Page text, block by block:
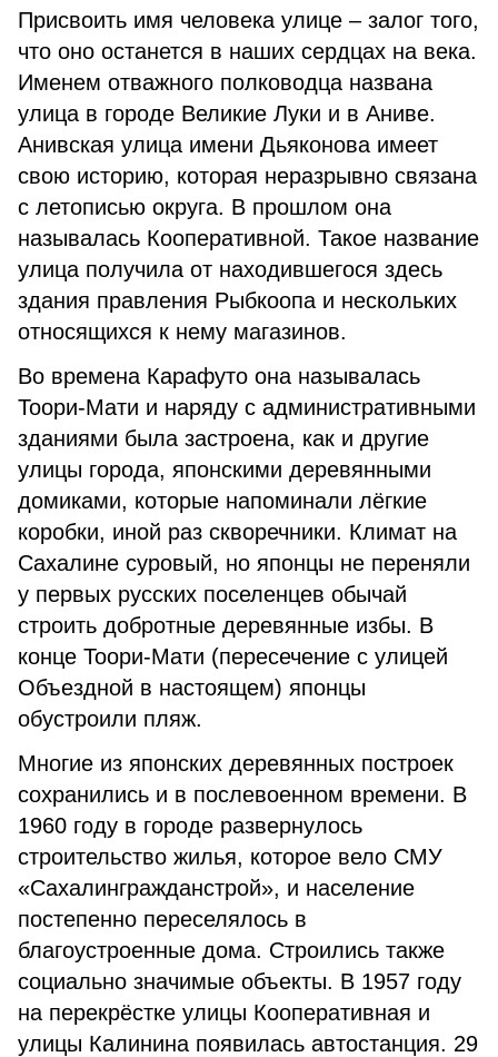
Присвоить имя человека улице – залог того,
что оно останется в наших сердцах на века.
Именем отважного полководца названа
улица в городе Великие Луки и в Аниве.
Анивская улица имени Дьяконова имеет
свою историю, которая неразрывно связана
с летописью округа. В прошлом она
называлась Кооперативной. Такое название
улица получила от находившегося здесь
здания правления Рыбкоопа и нескольких
относящихся к нему магазинов.
Во времена Карафуто она называлась
Тоори-Мати и наряду с административными
зданиями была застроена, как и другие
улицы города, японскими деревянными
домиками, которые напоминали лёгкие
коробки, иной раз скворечники. Климат на
Сахалине суровый, но японцы не переняли
у первых русских поселенцев обычай
строить добротные деревянные избы. В
конце Тоори-Мати (пересечение с улицей
Объездной в настоящем) японцы
обустроили пляж.
Многие из японских деревянных построек
сохранились и в послевоенном времени. В
1960 году в городе развернулось
строительство жилья, которое вело СМУ
«Сахалингражданстрой», и население
постепенно переселялось в
благоустроенные дома. Строились также
социально значимые объекты. В 1957 году
на перекрёстке улицы Кооперативная и
улицы Калинина появилась автостанция. 29